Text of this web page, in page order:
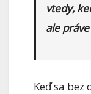
vtedy,
ale
Keď sa bez